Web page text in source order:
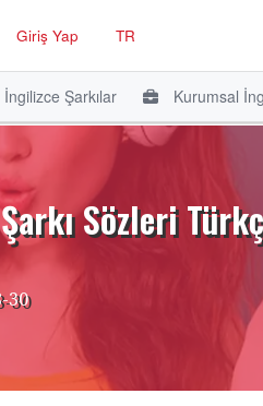
Giriş Yap TR
İngilizce Şarkılar Kurumsal
Sözleri
30